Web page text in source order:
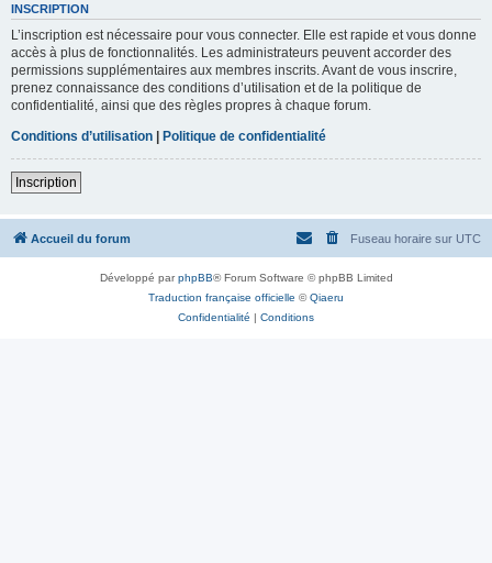
INSCRIPTION
L’inscription est nécessaire pour vous connecter. Elle est rapide et vous donne
accès à plus de fonctionnalités. Les administrateurs peuvent accorder des
permissions supplémentaires aux membres inscrits. Avant de vous inscrire,
prenez connaissance des conditions d’utilisation et de la politique de
confidentialité, ainsi que des règles propres à chaque forum.
Conditions d’utilisation | Politique de confidentialité
Inscription
Accueil du forum Fuseau horaire sur UTC
Développé parphpBB® Forum Software © phpBB Limited
Traduction française officielle ©Qiaeru
Confidentialité | Conditions